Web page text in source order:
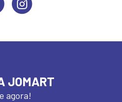
JOMART
agora!